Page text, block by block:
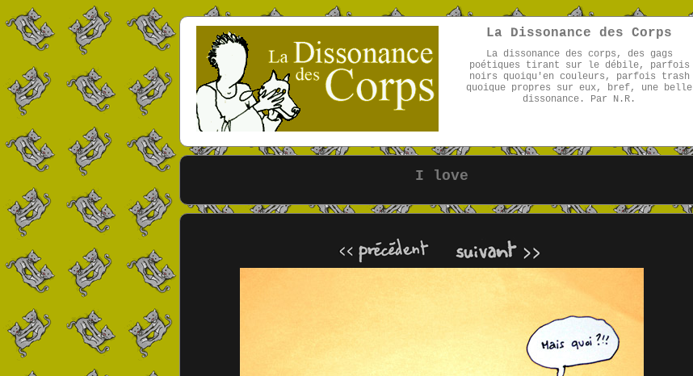
La Dissonance des Corps
La dissonance des corps, des gags
poétiques tirant sur le débile, parfois
noirs quoiqu'en couleurs, parfois trash
quoique propres sur eux, bref, une belle
dissonance. Par N.R.
I love